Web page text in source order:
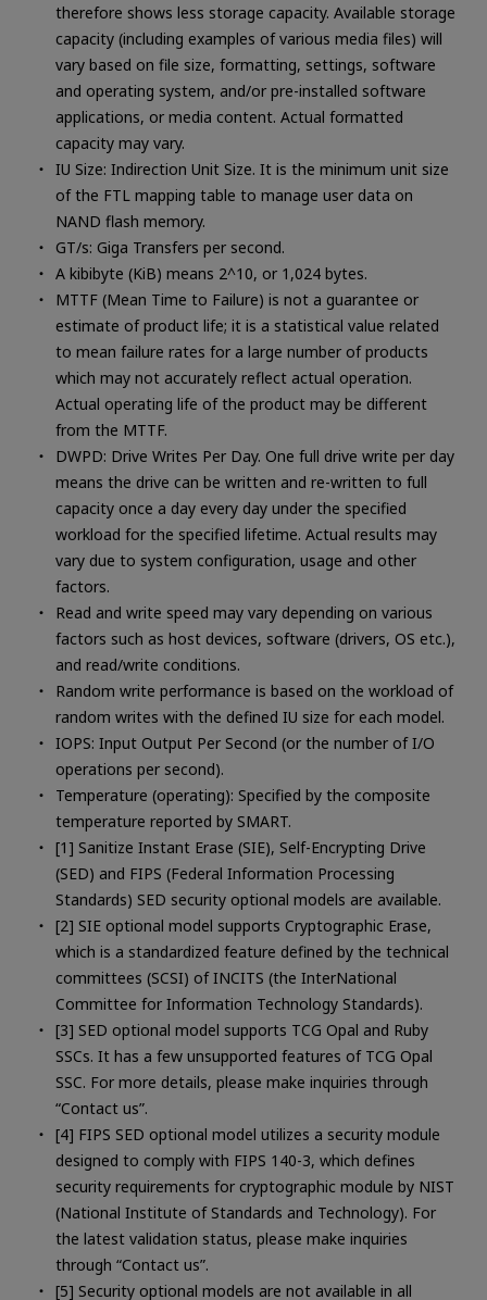
therefore shows less storage capacity. Available storage
capacity (including examples of various media files) will
vary based on file size, formatting, settings, software
and operating system, and/or pre-installed software
applications, or media content. Actual formatted
capacity may vary.
IU Size: Indirection Unit Size. It is the minimum unit size
of the FTL mapping table to manage user data on
NAND flash memory.
GT/s: Giga Transfers per second.
A kibibyte (KiB) means 2^10, or 1,024 bytes.
MTTF (Mean Time to Failure) is not a guarantee or
estimate of product life; it is a statistical value related
to mean failure rates for a large number of products
which may not accurately reflect actual operation.
Actual operating life of the product may be different
from the MTTF.
DWPD: Drive Writes Per Day. One full drive write per day
means the drive can be written and re-written to full
capacity once a day every day under the specified
workload for the specified lifetime. Actual results may
vary due to system configuration, usage and other
factors.
Read and write speed may vary depending on various
factors such as host devices, software (drivers, OS etc.),
and read/write conditions.
Random write performance is based on the workload of
random writes with the defined IU size for each model.
IOPS: Input Output Per Second (or the number of I/O
operations per second).
Temperature (operating): Specified by the composite
temperature reported by SMART.
[1] Sanitize Instant Erase (SIE), Self-Encrypting Drive
(SED) and FIPS (Federal Information Processing
Standards) SED security optional models are available.
[2] SIE optional model supports Cryptographic Erase,
which is a standardized feature defined by the technical
committees (SCSI) of INCITS (the InterNational
Committee for Information Technology Standards).
[3] SED optional model supports TCG Opal and Ruby
SSCs. It has a few unsupported features of TCG Opal
SSC. For more details, please make inquiries through
“Contact us”.
[4] FIPS SED optional model utilizes a security module
designed to comply with FIPS 140-3, which defines
security requirements for cryptographic module by NIST
(National Institute of Standards and Technology). For
the latest validation status, please make inquiries
through “Contact us”.
[5] Security optional models are not available in all